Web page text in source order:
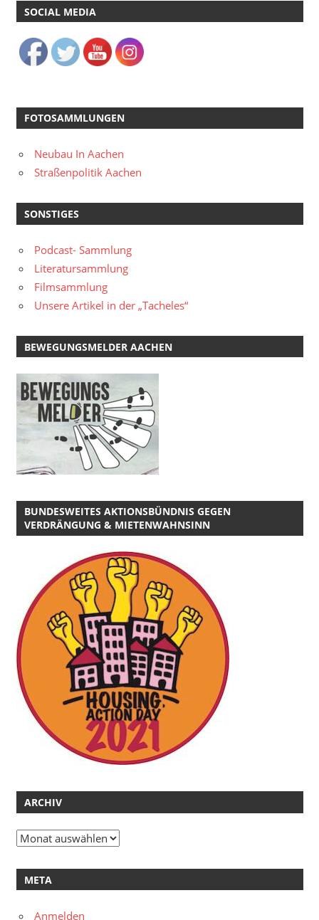
SOCIAL MEDIA
FOTOSAMMLUNGEN
Neubau In Aachen
Straßenpolitik Aachen
SONSTIGES
Podcast- Sammlung
Literatursammlung
Filmsammlung
Unsere Artikel in der „Tacheles“
BEWEGUNGSMELDER AACHEN
BUNDESWEITES AKTIONSBÜNDNIS GEGEN
VERDRÄNGUNG & MIETENWAHNSINN
ARCHIV
Archiv
META
Anmelden